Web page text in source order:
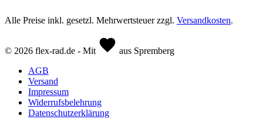
Alle Preise inkl. gesetzl. Mehrwertsteuer zzgl. Versandkosten.
© 2026 flex-rad.de - Mit
aus Spremberg
AGB
Versand
Impressum
Widerrufsbelehrung
Datenschutzerklärung